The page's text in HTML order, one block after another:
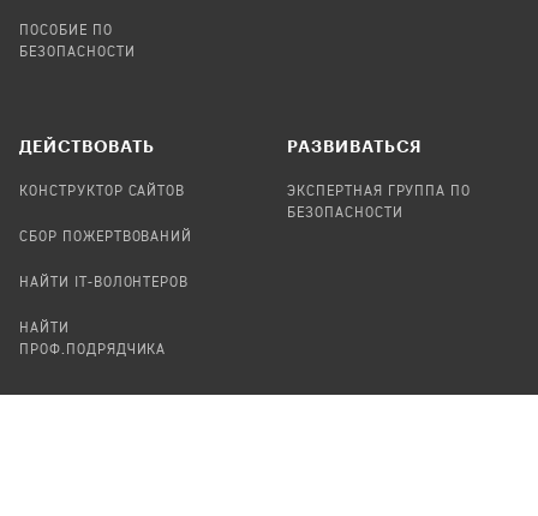
ПОСОБИЕ ПО
БЕЗОПАСНОСТИ
ДЕЙСТВОВАТЬ
КОНСТРУКТОР САЙТОВ
СБОР ПОЖЕРТВОВАНИЙ
НАЙТИ IT-ВОЛОНТЕРОВ
НАЙТИ
ПРОФ.ПОДРЯДЧИКА
РАЗВИВАТЬСЯ
ЭКСПЕРТНАЯ ГРУППА ПО
БЕЗОПАСНОСТИ